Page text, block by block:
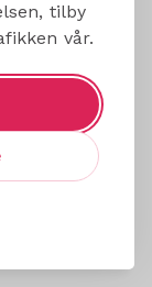
tilby
vår.